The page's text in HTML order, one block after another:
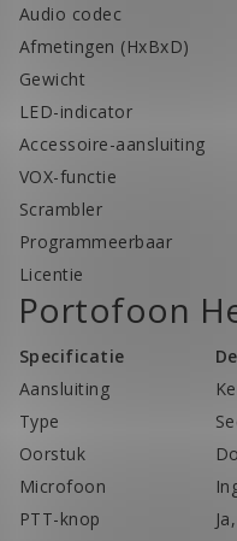
Audio codec
Afmetingen (HxBxD)
Gewicht
LED-indicator
Accessoire-aansluiting
VOX-functie
Scrambler
Programmeerbaar
Licentie
Portofoon
Specificatie
Aansluiting
Type
Oorstuk
Microfoon
PTT-knop